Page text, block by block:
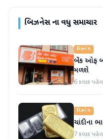
બિઝનેસના વધુ સમાચાર
બિઝનેસ
બેંક ઓફ
મળશે
6 કલાક
બિઝનેસ
ચાંદીના
7 કલાક